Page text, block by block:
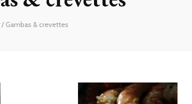
/ Gambas & crevettes